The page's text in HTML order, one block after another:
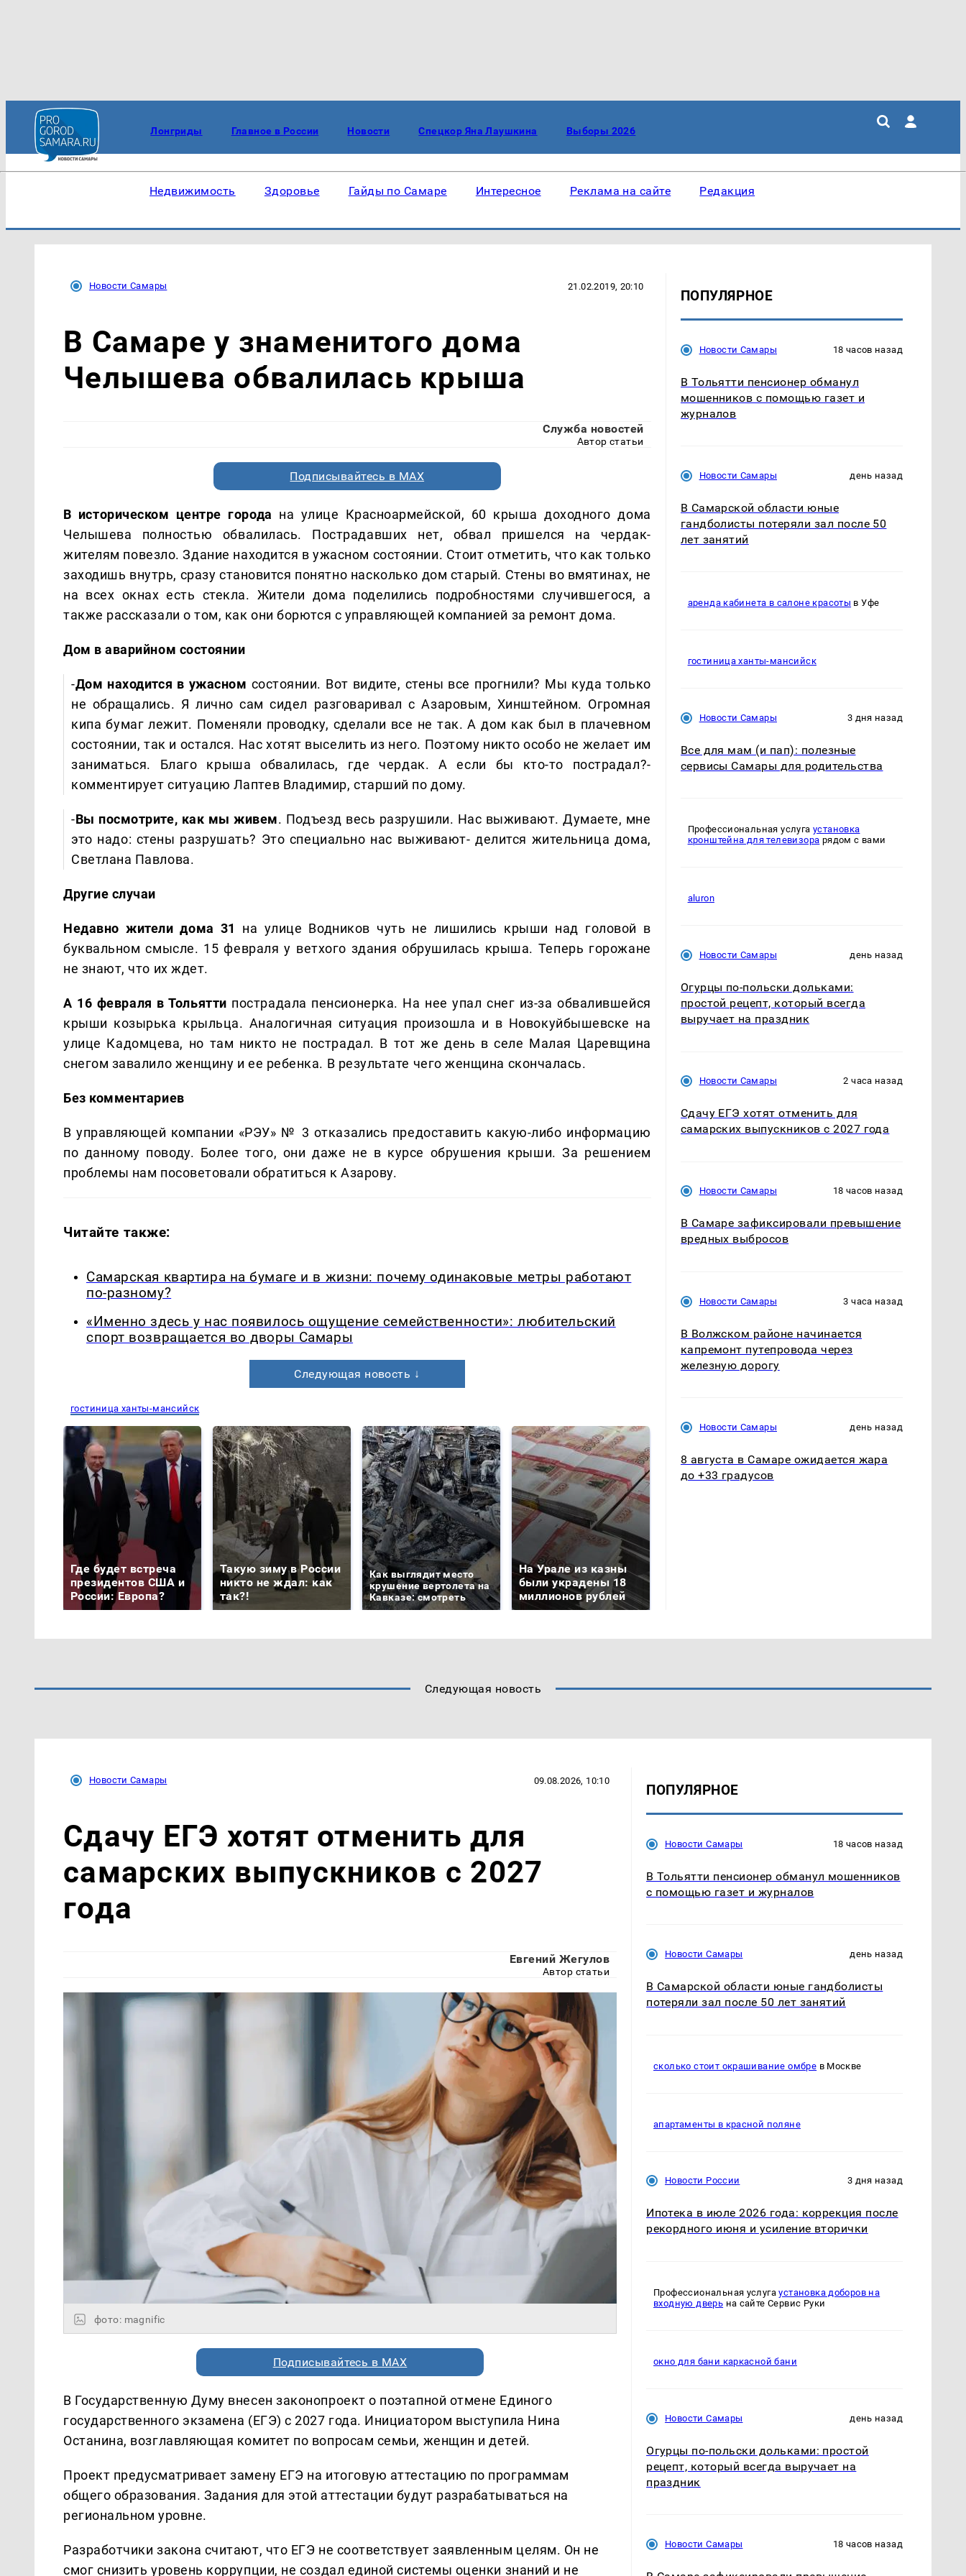
Лонгриды Главное в России Новости Спецкор Яна Лаушкина Выборы 2026
Недвижимость Здоровье Гайды по Самаре Интересное Реклама на сайте Редакция
Новости Самары 21.02.2019, 20:10
В Самаре у знаменитого дома
Челышева обвалилась крыша
Служба новостей
Автор статьи
Подписывайтесь в MAX
В историческом центре города на улице Красноармейской, 60 крыша доходного дома
Челышева полностью обвалилась. Пострадавших нет, обвал пришелся на чердак-
жителям повезло. Здание находится в ужасном состоянии. Стоит отметить, что как только
заходишь внутрь, сразу становится понятно насколько дом старый. Стены во вмятинах, не
на всех окнах есть стекла. Жители дома поделились подробностями случившегося, а
также рассказали о том, как они борются с управляющей компанией за ремонт дома.
Дом в аварийном состоянии
-Дом находится в ужасном состоянии. Вот видите, стены все прогнили? Мы куда только
не обращались. Я лично сам сидел разговаривал с Азаровым, Хинштейном. Огромная
кипа бумаг лежит. Поменяли проводку, сделали все не так. А дом как был в плачевном
состоянии, так и остался. Нас хотят выселить из него. Поэтому никто особо не желает им
заниматься. Благо крыша обвалилась, где чердак. А если бы кто-то пострадал?-
комментирует ситуацию Лаптев Владимир, старший по дому.
-Вы посмотрите, как мы живем. Подъезд весь разрушили. Нас выживают. Думаете, мне
это надо: стены разрушать? Это специально нас выживают- делится жительница дома,
Светлана Павлова.
Другие случаи
Недавно жители дома 31 на улице Водников чуть не лишились крыши над головой в
буквальном смысле. 15 февраля у ветхого здания обрушилась крыша. Теперь горожане
не знают, что их ждет.
А 16 февраля в Тольятти пострадала пенсионерка. На нее упал снег из-за обвалившейся
крыши козырька крыльца. Аналогичная ситуация произошла и в Новокуйбышевске на
улице Кадомцева, но там никто не пострадал. В тот же день в селе Малая Царевщина
снегом завалило женщину и ее ребенка. В результате чего женщина скончалась.
Без комментариев
В управляющей компании «РЭУ» № 3 отказались предоставить какую-либо информацию
по данному поводу. Более того, они даже не в курсе обрушения крыши. За решением
проблемы нам посоветовали обратиться к Азарову.
Читайте также:
Самарская квартира на бумаге и в жизни: почему одинаковые метры работают
по-разному?
«Именно здесь у нас появилось ощущение семейственности»: любительский
спорт возвращается во дворы Самары
Следующая новость ↓
гостиница ханты-мансийск
Где будет встреча
президентов США и
России: Европа?
Такую зиму в России
никто не ждал: как
так?!
Как выглядит место
крушение вертолета на
Кавказе: смотреть
На Урале из казны
были украдены 18
миллионов рублей
ПОПУЛЯРНОЕ
Новости Самары 18 часов назад
В Тольятти пенсионер обманул
мошенников с помощью газет и
журналов
Новости Самары день назад
В Самарской области юные
гандболисты потеряли зал после 50
лет занятий
аренда кабинета в салоне красоты в Уфе
гостиница ханты-мансийск
Новости Самары 3 дня назад
Все для мам (и пап): полезные
сервисы Самары для родительства
Профессиональная услуга установка
кронштейна для телевизора рядом с вами
aluron
Новости Самары день назад
Огурцы по‑польски дольками:
простой рецепт, который всегда
выручает на праздник
Новости Самары 2 часа назад
Сдачу ЕГЭ хотят отменить для
самарских выпускников с 2027 года
Новости Самары 18 часов назад
В Самаре зафиксировали превышение
вредных выбросов
Новости Самары 3 часа назад
В Волжском районе начинается
капремонт путепровода через
железную дорогу
Новости Самары день назад
8 августа в Самаре ожидается жара
до +33 градусов
Следующая новость
Новости Самары 09.08.2026, 10:10
Сдачу ЕГЭ хотят отменить для
самарских выпускников с 2027
года
Евгений Жегулов
Автор статьи
фото: magnific
Подписывайтесь в MAX
В Государственную Думу внесен законопроект о поэтапной отмене Единого
государственного экзамена (ЕГЭ) с 2027 года. Инициатором выступила Нина
Останина, возглавляющая комитет по вопросам семьи, женщин и детей.
Проект предусматривает замену ЕГЭ на итоговую аттестацию по программам
общего образования. Задания для этой аттестации будут разрабатываться на
региональном уровне.
Разработчики закона считают, что ЕГЭ не соответствует заявленным целям. Он не
смог снизить уровень коррупции, не создал единой системы оценки знаний и не
ПОПУЛЯРНОЕ
Новости Самары 18 часов назад
В Тольятти пенсионер обманул мошенников
с помощью газет и журналов
Новости Самары день назад
В Самарской области юные гандболисты
потеряли зал после 50 лет занятий
сколько стоит окрашивание омбре в Москве
апартаменты в красной поляне
Новости России 3 дня назад
Ипотека в июле 2026 года: коррекция после
рекордного июня и усиление вторички
Профессиональная услугаустановка доборов на
входную дверь на сайте Сервис Руки
окно для бани каркасной бани
Новости Самары день назад
Огурцы по‑польски дольками: простой
рецепт, который всегда выручает на
праздник
Новости Самары 18 часов назад